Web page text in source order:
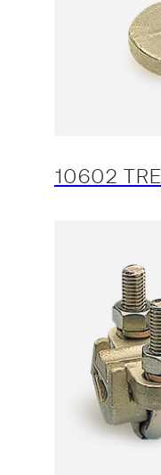
10602 TRE